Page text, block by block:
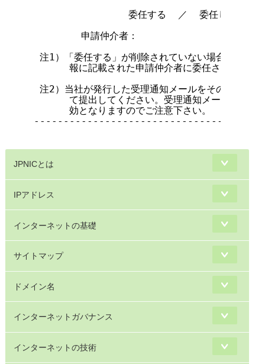
                委任する  ／  委任しない
        申請仲介者：
注1）「委任する」が削除されていない場合は、申
報に記載された申請仲介者に委任されたもの
注2）当社が発行した受理通知メールをそのまま印
て提出してください。受理通知メールの内容
      効となりますのでご注意下さい。
JPNICとは
IPアドレス
インターネットの基礎
サイトマップ
ドメイン名
インターネットガバナンス
インターネットの技術